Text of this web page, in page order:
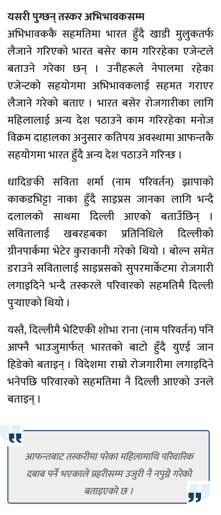
यसरी पुग्छन् तस्कर अभिभावकसम्म
अभिभावककै सहमतिमा भारत हुँदै खाडी मुलुकतर्फ
लैजाने गरिएको भारत बसेर काम गरिरहेका एजेन्टले
बताउने गरेका छन् । उनीहरूले नेपालमा रहेका
एजेन्टको सहयोगमा अभिभावकलाई सहमत गराएर
लैजाने गरेको बताए । भारत बसेर रोजगारीका लागि
महिलालाई अन्य देश पठाउने काम गरिरहेका मनोज
विक्रम दाहालका अनुसार कतिपय अवस्थामा आफन्तकै
सहयोगमा भारत हुँदै अन्य देश पठाउने गरिन्छ ।
धादिङकी सविता शर्मा (नाम परिवर्तन) झापाको
काकडभिट्टा नाका हुँदै साइप्रस जानका लागि भन्दै
दलालको साथमा दिल्ली आएको बताउँछिन् ।
सवितालाई खबरहबका प्रतिनिधिले दिल्लीको
ग्रीनपार्कमा भेटेर कुराकानी गरेको थियो । बोल्न समेत
डराउने सवितालाई साइप्रसको सुपरमार्केटमा रोजगारी
लगाइदिने भन्दै तस्करले परिवारको सहमतिमै दिल्ली
पुर्‍याएको थियो ।
यस्तै, दिल्लीमै भेटिएकी शोभा राना (नाम परिवर्तन) पनि
आफ्नै भाउजुमार्फत् भारतको बाटो हुँदै युएई जान
हिडेको बताइन् । विदेशमा राम्रो रोजगारीमा लगाइदिने
भनेपछि परिवारको सहमतिमा नै दिल्ली आएको उनले
बताइन् ।
आफन्तबाट तस्करीमा परेका महिलामाथि परिवारिक
दबाब पर्ने भएकाले प्रहरीसम्म उजुरी नै नपुग्ने गरेको
बताइएको छ ।